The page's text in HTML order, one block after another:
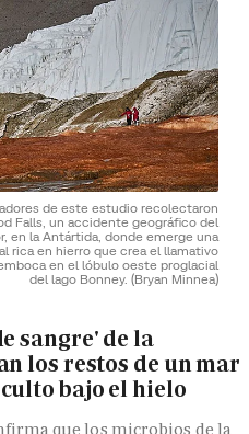
de este estudio recolectaron
Falls, un accidente geográfico del
en la Antártida, donde emerge una
rica en hierro que crea el llamativo
en el lóbulo oeste proglacial
del lago Bonney. (Bryan Minnea)
sangre' de la
los restos de un mar
bajo el hielo
que los microbios de la